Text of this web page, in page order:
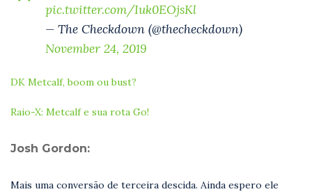
pic.twitter.com/Iuk0EOjsKl
— The Checkdown (@thecheckdown)
November 24, 2019
DK Metcalf, boom ou bust?
Raio-X: Metcalf e sua rota Go!
Josh Gordon:
Mais uma conversão de terceira descida. Ainda espero ele